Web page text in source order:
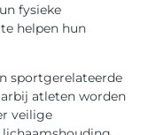
fysieke
helpen hun
sportgerelateerde
atleten worden
veilige